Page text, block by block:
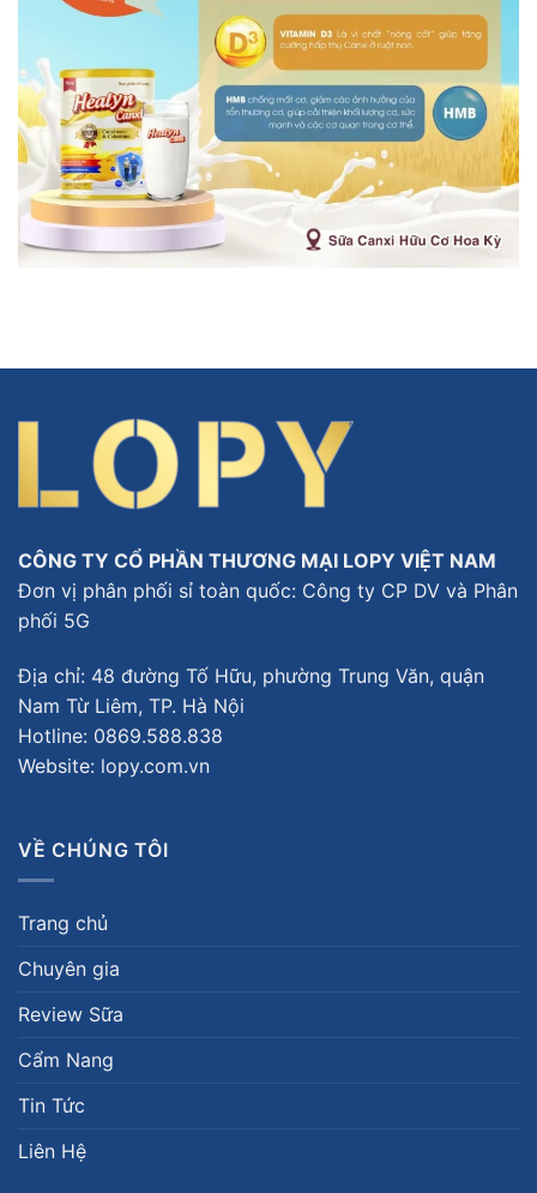
CÔNG TY CỔ PHẦN THƯƠNG MẠI LOPY VIỆT NAM
Đơn vị phân phối sỉ toàn quốc: Công ty CP DV và Phân
phối 5G
Địa chỉ: 48 đường Tố Hữu, phường Trung Văn, quận
Nam Từ Liêm, TP. Hà Nội
Hotline: 0869.588.838
Website: lopy.com.vn
VỀ CHÚNG TÔI
Trang chủ
Chuyên gia
Review Sữa
Cẩm Nang
Tin Tức
Liên Hệ